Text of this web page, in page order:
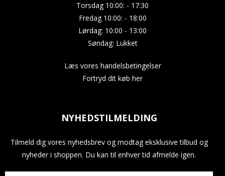
Torsdag 10:00: - 17:30
Fredag 10:00: - 18:00
Lørdag: 10:00 - 13:00
Søndag: Lukket
Læs vores handelsbetingelser
Fortryd dit køb her
NYHEDSTILMELDING
Tilmeld dig vores nyhedsbrev og modtag eksklusive tilbud og
nyheder i shoppen. Du kan til enhver tid afmelde igen.